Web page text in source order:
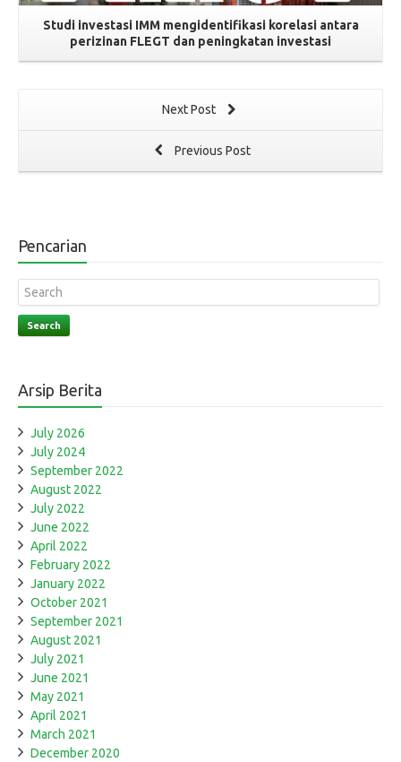
Studi investasi IMM mengidentifikasi korelasi antara
perizinan FLEGT dan peningkatan investasi
Next Post
Previous Post
Pencarian
Search
Arsip Berita
July 2026
July 2024
September 2022
August 2022
July 2022
June 2022
April 2022
February 2022
January 2022
October 2021
September 2021
August 2021
July 2021
June 2021
May 2021
April 2021
March 2021
December 2020